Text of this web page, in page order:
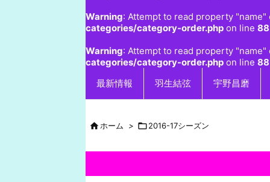
Warning: Attempt to read property
categories/category-order.php on line 88
Warning: Attempt to read property
categories/category-order.php on line 88
最新情報
羽生結弦 宇野昌磨
ホーム > 2016-17シーズン